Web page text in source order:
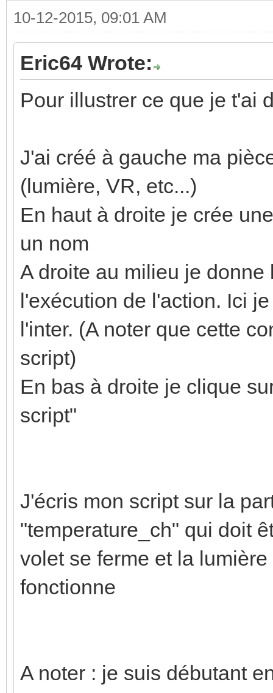
10-12-2015, 09:01 AM
Eric64 Wrote:
Pour illustrer ce que je t'ai
J'ai créé à gauche ma
(lumière, VR, etc...)
En haut à droite je crée
un nom
A droite au milieu je
l'exécution de l'action. Ici
l'inter. (A noter que cette
script)
En bas à droite je clique
script"
J'écris mon script sur la
"temperature_ch" qui doit
volet se ferme et la
fonctionne
A noter : je suis débutant